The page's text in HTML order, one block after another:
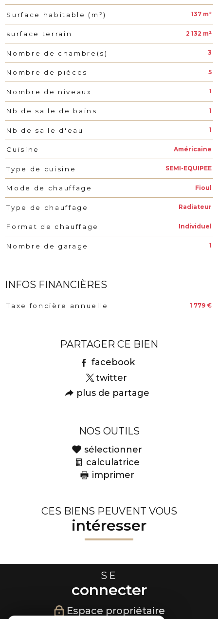
Surface habitable (m²) 137 m²
surface terrain 2 132 m²
Nombre de chambre(s) 3
Nombre de pièces 5
Nombre de niveaux 1
Nb de salle de bains 1
Nb de salle d'eau 1
Cuisine Américaine
Type de cuisine SEMI-EQUIPEE
Mode de chauffage Fioul
Type de chauffage Radiateur
Format de chauffage Individuel
Nombre de garage 1
INFOS FINANCIÈRES
Caractéristiques Valeurs
Taxe foncière annuelle 1 779 €
PARTAGER CE BIEN
facebook
twitter
plus de partage
NOS OUTILS
sélectionner
calculatrice
imprimer
CES BIENS PEUVENT VOUS
intéresser
SE
connecter
Espace propriétaire